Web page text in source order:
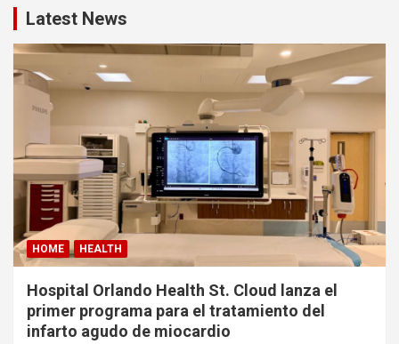
Latest News
HOME HEALTH
Hospital Orlando Health St. Cloud lanza el
primer programa para el tratamiento del
infarto agudo de miocardio